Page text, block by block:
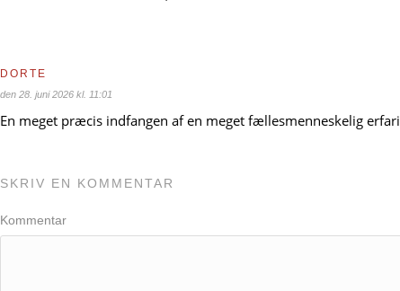
DORTE
den 28. juni 2026 kl. 11:01
En meget præcis indfangen af en meget fællesmenneskelig
SKRIV EN KOMMENTAR
Kommentar